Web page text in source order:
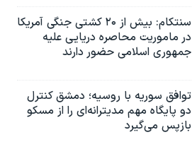
سنتکام: بیش از ۲۰ کشتی جنگی آمریکا
در ماموریت محاصره دریایی علیه
جمهوری اسلامی حضور دارند
توافق سوریه با روسیه؛ دمشق کنترل
دو پایگاه مهم مدیترانه‌ای را از مسکو
بازپس می‌گیرد